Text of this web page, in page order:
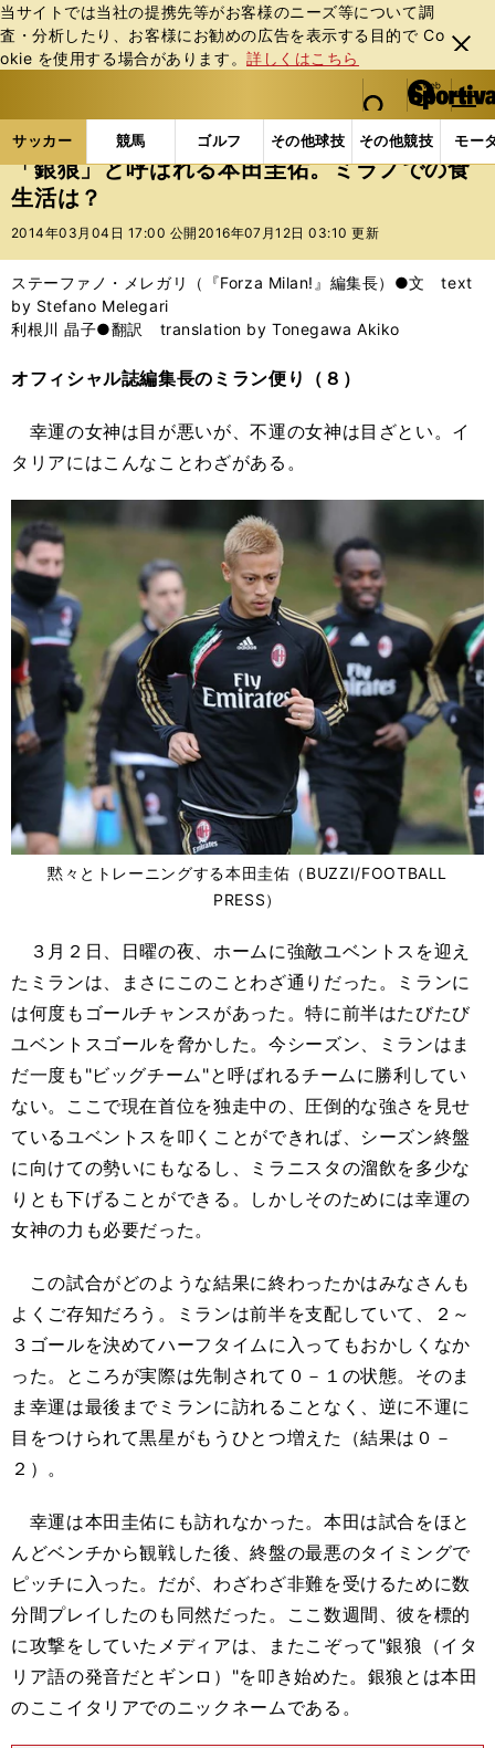
当サイトでは当社の提携先等がお客様のニーズ等について調
査・分析したり、お客様にお勧めの広告を表⽰する⽬的で Co
okie を使⽤する場合があります。詳しくはこちら
閉じ
る
web Sportiva (webスポルティーバ)
検索
マイペ
ー
ジ
メニュ
サッカー 競馬 ゴルフ その他球技 その他競技 モー
ス
ポ
ル
バ
サッカーの記事一覧 海外サッカー 海外サッカー
「銀狼」と呼ばれる本田圭佑。ミラノでの食
生活は？
2014年03月04日 17:00 公開 2016年07月12日 03:10 更新
ステーファノ・メレガリ（『Forza Milan!』編集長）●文 text
by Stefano Melegari
利根川 晶子●翻訳 translation by Tonegawa Akiko
オフィシャル誌編集長のミラン便り（８）
幸運の女神は目が悪いが、不運の女神は目ざとい。イ
タリアにはこんなことわざがある。
黙々とトレーニングする本田圭佑（BUZZI/FOOTBALL
PRESS）
３月２日、日曜の夜、ホームに強敵ユベントスを迎え
たミランは、まさにこのことわざ通りだった。ミランに
は何度もゴールチャンスがあった。特に前半はたびたび
ユベントスゴールを脅かした。今シーズン、ミランはま
だ一度も"ビッグチーム"と呼ばれるチームに勝利してい
ない。ここで現在首位を独走中の、圧倒的な強さを見せ
ているユベントスを叩くことができれば、シーズン終盤
に向けての勢いにもなるし、ミラニスタの溜飲を多少な
りとも下げることができる。しかしそのためには幸運の
女神の力も必要だった。
この試合がどのような結果に終わったかはみなさんも
よくご存知だろう。ミランは前半を支配していて、２～
３ゴールを決めてハーフタイムに入ってもおかしくなか
った。ところが実際は先制されて０－１の状態。そのま
ま幸運は最後までミランに訪れることなく、逆に不運に
目をつけられて黒星がもうひとつ増えた（結果は０－
２）。
幸運は本田圭佑にも訪れなかった。本田は試合をほと
んどベンチから観戦した後、終盤の最悪のタイミングで
ピッチに入った。だが、わざわざ非難を受けるために数
分間プレイしたのも同然だった。ここ数週間、彼を標的
に攻撃をしていたメディアは、またこぞって"銀狼（イタ
リア語の発音だとギンロ）"を叩き始めた。銀狼とは本田
のここイタリアでのニックネームである。